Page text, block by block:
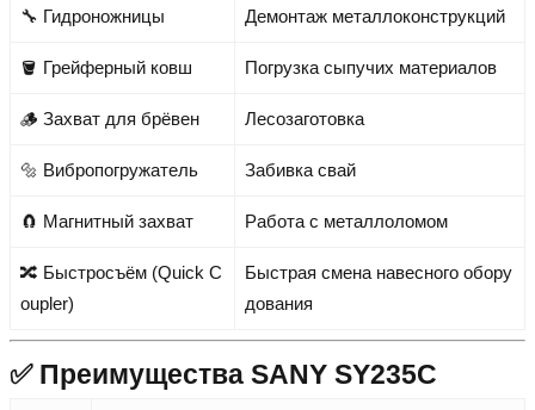
🔧 Гидроножницы Демонтаж металлоконструкций
🪣 Грейферный ковш Погрузка сыпучих материалов
🪵 Захват для брёвен Лесозаготовка
🔩 Вибропогружатель Забивка свай
🧲 Магнитный захват Работа с металлоломом
🔀 Быстросъём (Quick C
oupler)
Быстрая смена навесного обору
дования
✅ Преимущества SANY SY235C